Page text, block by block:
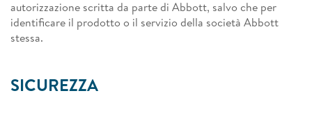
autorizzazione scritta da parte di Abbott, salvo che per
identificare il prodotto o il servizio della società Abbott
stessa.
SICUREZZA